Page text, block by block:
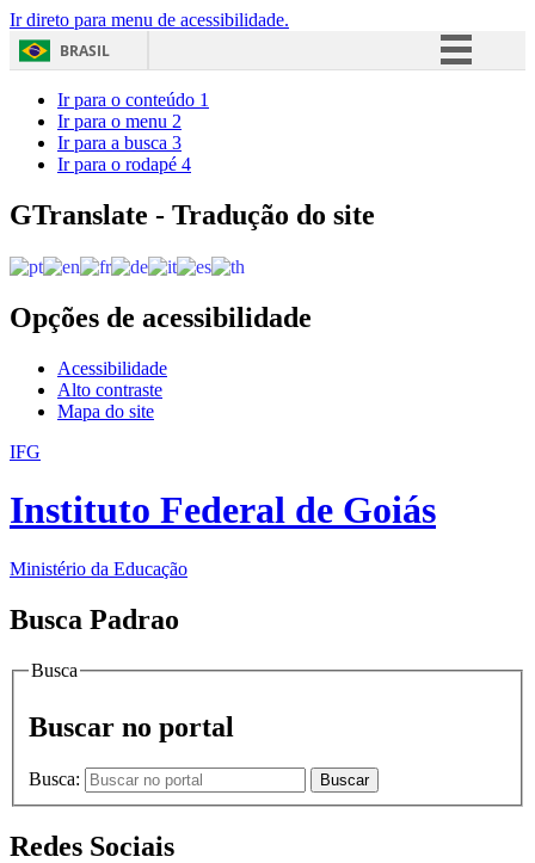
Ir direto para menu de acessibilidade.
BRASIL
Acesso à informação
Ir para o conteúdo 1
Ir para o menu 2
Ir para a busca 3
Ir para o rodapé 4
GTranslate - Tradução do site
Opções de acessibilidade
Acessibilidade
Alto contraste
Mapa do site
IFG
Instituto Federal de Goiás
Ministério da Educação
Busca Padrao
Busca
Buscar no portal
Busca: Buscar
Redes Sociais